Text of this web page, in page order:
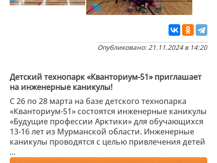
Опубликовано: 21.11.2024 в 14:20
Детский технопарк «Кванториум-51» приглашает
на инженерные каникулы!
C 26 по 28 марта на базе детского технопарка
«Кванториум-51» состоятся инженерные каникулы
«Будущие профессии Арктики» для обучающихся
13-16 лет из Мурманской области. Инженерные
каникулы проводятся с целью привлечения детей
...